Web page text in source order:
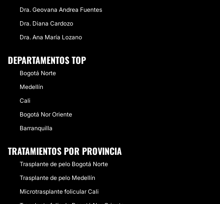
Dra. Geovana Andrea Fuentes
Dra. Diana Cardozo
Dra. Ana María Lozano
DEPARTAMENTOS TOP
Bogotá Norte
Medellín
Cali
Bogotá Nor Oriente
Barranquilla
TRATAMIENTOS POR PROVINCIA
Trasplante de pelo Bogotá Norte
Trasplante de pelo Medellín
Microtrasplante folicular Cali